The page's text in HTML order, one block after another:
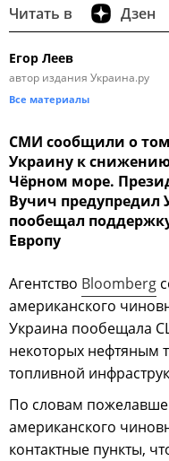
Читать в Дзен
Егор Леев
автор издания Украина.ру
Все материалы
СМИ сообщили о
Украину к
Чёрном море.
Вучич предупредил
пообещал
Европу
Агентство Bloomberg
американского
Украина пообещала
некоторых нефтяным
топливной
По словам
американского
контактные пункты,